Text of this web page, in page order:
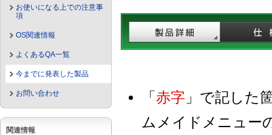
お使いになる上での注意事
項
OS関連情報
よくあるQA一覧
今までに発表した製品
お問い合わせ
関連情報
「 赤字 」で記した
ムメイドメニュー